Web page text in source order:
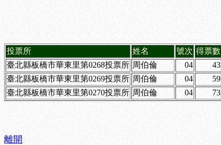
投票所 姓名 號次 得票數
臺北縣板橋市華東里第0268投票所 周伯倫 04 43
臺北縣板橋市華東里第0269投票所 周伯倫 04 59
臺北縣板橋市華東里第0270投票所 周伯倫 04 73
離開